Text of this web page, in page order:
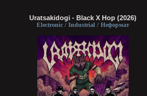
Uratsakidogi - Black X Hop (2026)
Electronic / Industrial / Неформат